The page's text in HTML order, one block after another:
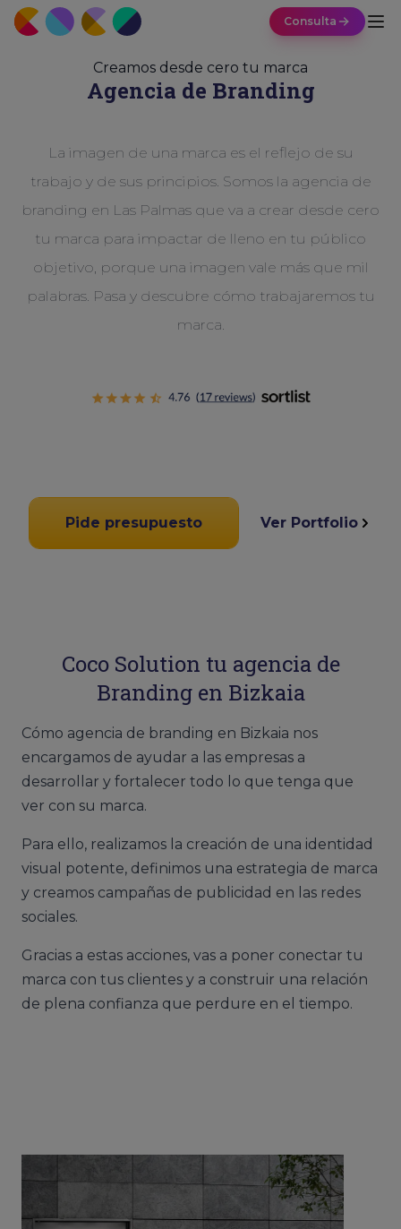
Consulta
Creamos desde cero tu marca
Agencia de Branding
La imagen de una marca es el reflejo de su
trabajo y de sus principios. Somos la agencia de
branding en Las Palmas que va a crear desde cero
tu marca para impactar de lleno en tu público
objetivo, porque una imagen vale más que mil
palabras. Pasa y descubre cómo trabajaremos tu
marca.
Pide presupuesto Ver Portfolio
Coco Solution tu agencia de
Branding en Bizkaia
Cómo agencia de branding en Bizkaia nos
encargamos de ayudar a las empresas a
desarrollar y fortalecer todo lo que tenga que
ver con su marca.
Para ello, realizamos la creación de una identidad
visual potente, definimos una estrategia de marca
y creamos campañas de publicidad en las redes
sociales.
Gracias a estas acciones, vas a poner conectar tu
marca con tus clientes y a construir una relación
de plena confianza que perdure en el tiempo.